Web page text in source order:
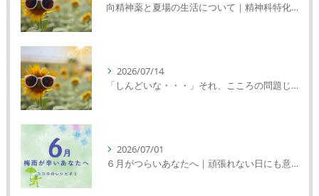
向精神薬と夏場の生活について｜精神科特化訪問看護ミント【明石市・神戸市垂水区・神戸市西区】
2026/07/14
「しんどいな・・・」それ、こころの問題じゃないかもしれません｜精神科特化訪問看護ミント【明石市・神戸市西区・垂水区】
2026/07/01
６月がつらいあなたへ｜頑張れない日にも意味がある